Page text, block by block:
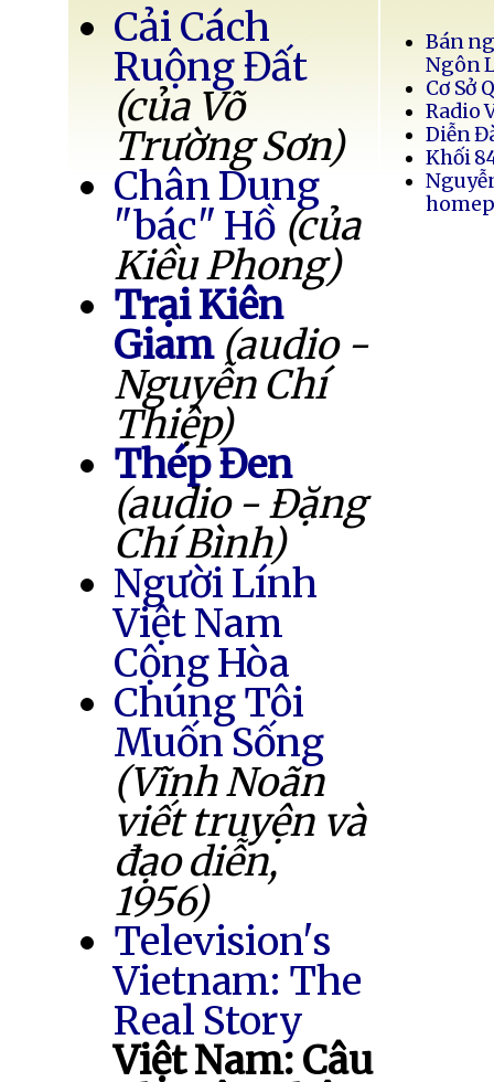
Cải Cách
Ruộng Đất
(của Võ
Trường Sơn)
Chân Dung
"bác" Hồ (của
Kiều Phong)
Trại Kiên
Giam (audio -
Nguyễn Chí
Thiệp)
Thép Đen
(audio - Đặng
Chí Bình)
Người Lính
Việt Nam
Cộng Hòa
Chúng Tôi
Muốn Sống
(Vĩnh Noãn
viết truyện và
đạo diễn,
1956)
Television's
Vietnam: The
Real Story
Việt Nam: Câu
Bán
Ngôn
Cơ Sở
Radio
Diễn
Khối